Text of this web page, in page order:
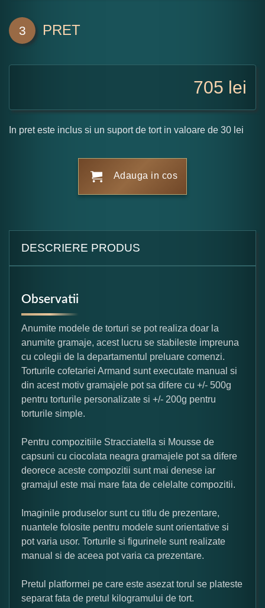
3 PRET
705 lei
In pret este inclus si un suport de tort in valoare de 30 lei
Adauga in cos
DESCRIERE PRODUS
Observatii
Anumite modele de torturi se pot realiza doar la
anumite gramaje, acest lucru se stabileste impreuna
cu colegii de la departamentul preluare comenzi.
Torturile cofetariei Armand sunt executate manual si
din acest motiv gramajele pot sa difere cu +/- 500g
pentru torturile personalizate si +/- 200g pentru
torturile simple.
Pentru compozitiile Stracciatella si Mousse de
capsuni cu ciocolata neagra gramajele pot sa difere
deorece aceste compozitii sunt mai denese iar
gramajul este mai mare fata de celelalte compozitii.
Imaginile produselor sunt cu titlu de prezentare,
nuantele folosite pentru modele sunt orientative si
pot varia usor. Torturile si figurinele sunt realizate
manual si de aceea pot varia ca prezentare.
Pretul platformei pe care este asezat torul se plateste
separat fata de pretul kilogramului de tort.